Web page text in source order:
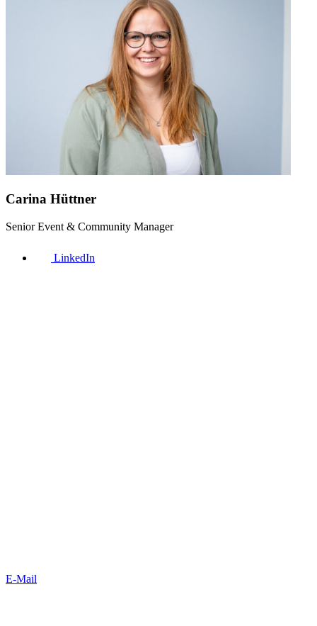
Carina Hüttner
Senior Event & Community Manager
LinkedIn
E-Mail